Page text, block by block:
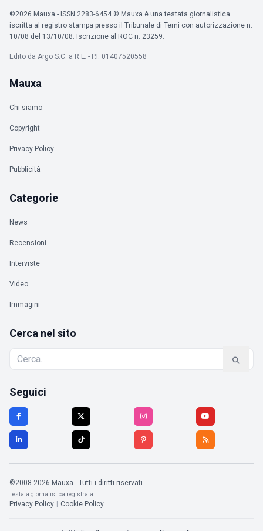
©2026 Mauxa - ISSN 2283-6454 © Mauxa è una testata giornalistica
iscritta al registro stampa presso il Tribunale di Terni con autorizzazione n.
10/08 del 13/10/08. Iscrizione al ROC n. 23259.
Edito da Argo S.C. a R.L. - P.I. 01407520558
Mauxa
Chi siamo
Copyright
Privacy Policy
Pubblicità
Categorie
News
Recensioni
Interviste
Video
Immagini
Cerca nel sito
Seguici
©2008-2026 Mauxa - Tutti i diritti riservati
Testata giornalistica registrata
Privacy Policy Cookie Policy